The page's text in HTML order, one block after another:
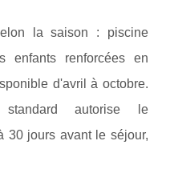
la saison : piscine
enfants renforcées en
d'avril à octobre.
autorise le
30 jours avant le séjour,